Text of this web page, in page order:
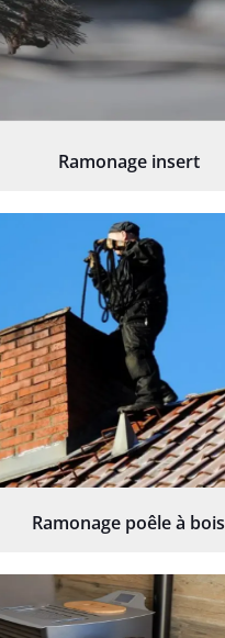
Ramonage insert
Ramonage poêle à bois